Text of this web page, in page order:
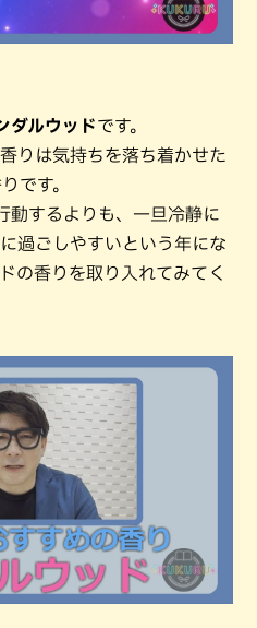
ダルウッドです。
りは気持ちを落ち着かせた
です。
動するよりも、一旦冷静に
過ごしやすいという年にな
の香りを取り入れてみてく